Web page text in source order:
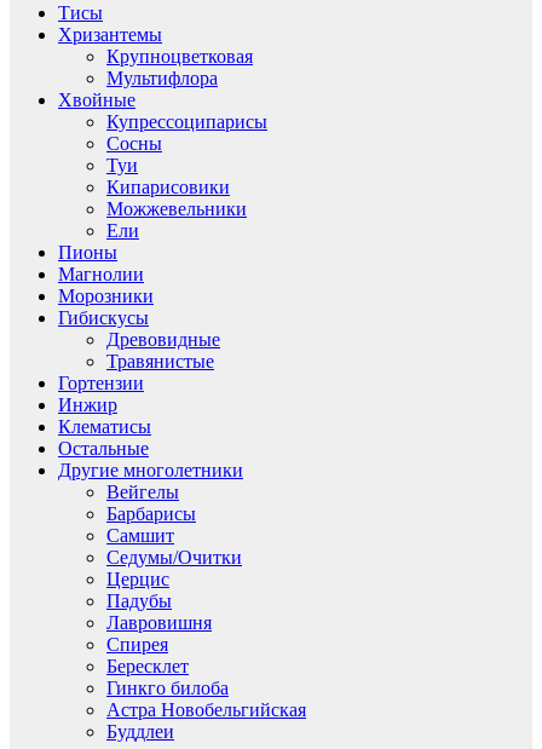
Тисы
Хризантемы
Крупноцветковая
Мультифлора
Хвойные
Купрессоципарисы
Сосны
Туи
Кипарисовики
Можжевельники
Ели
Пионы
Магнолии
Морозники
Гибискусы
Древовидные
Травянистые
Гортензии
Инжир
Клематисы
Остальные
Другие многолетники
Вейгелы
Барбарисы
Самшит
Седумы/Очитки
Церцис
Падубы
Лавровишня
Спирея
Бересклет
Гинкго билоба
Астра Новобельгийская
Буддлеи